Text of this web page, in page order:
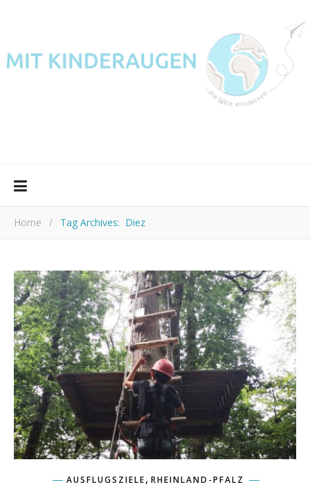
Home / Tag Archives: Diez
AUSFLUGSZIELE, RHEINLAND-PFALZ